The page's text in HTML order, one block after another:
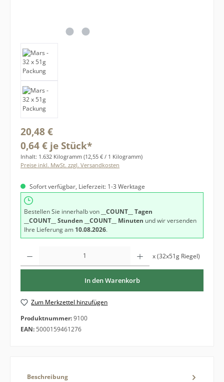
Regulärer Preis:
20,48 €
0,64 € je Stück*
Inhalt: 1.632 Kilogramm (12,55 € / 1 Kilogramm)
Preise inkl. MwSt. zzgl. Versandkosten
Sofort verfügbar, Lieferzeit: 1-3 Werktage
Bestellen Sie innerhalb von
__COUNT__ Tagen
__COUNT__ Stunden
__COUNT__ Minuten und wir versenden
Ihre Lieferung am 10.08.2026.
x (32x51g Riegel)
In den Warenkorb
Zum Merkzettel hinzufügen
Produktnummer:9100
EAN: 5000159461276
Beschreibung